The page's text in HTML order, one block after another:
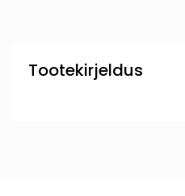
Tootekirjeldus